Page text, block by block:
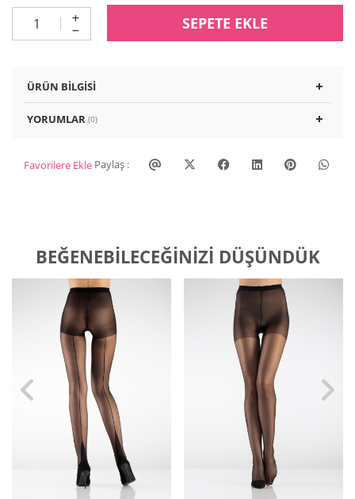
SEPETE EKLE
ÜRÜN BILGISI
YORUMLAR (0)
Favorilere Ekle Paylaş :
BEĞENEBILECEĞINIZI DÜŞÜNDÜK